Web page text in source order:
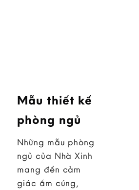
Mẫu thiết kế
phòng ngủ
Những mẫu phòng
ngủ của Nhà Xinh
mang đến cảm
giác ấm cúng,